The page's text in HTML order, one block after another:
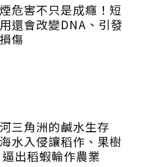
危害不只是成癮！短
還會改變DNA、引發
傷
三角洲的鹹水生存
水入侵讓稻作、果樹
出稻蝦輪作農業